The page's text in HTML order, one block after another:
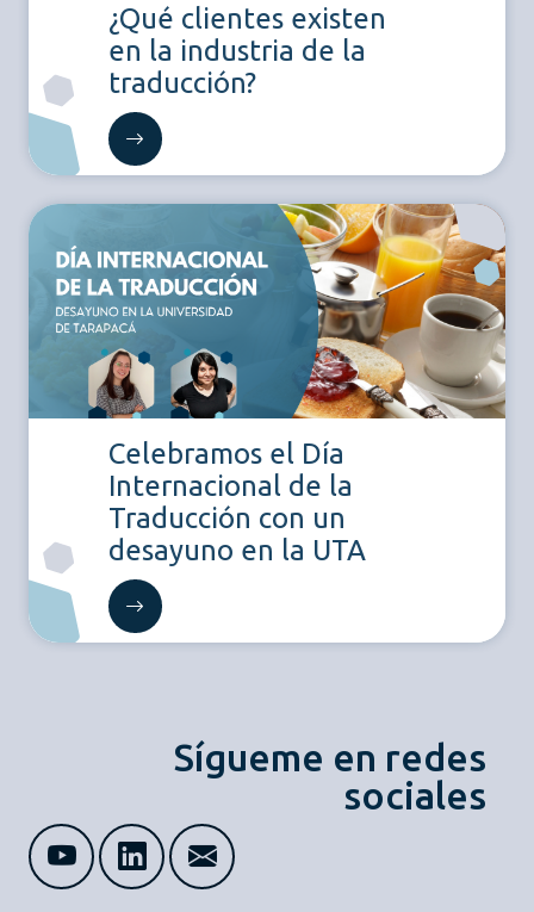
¿Qué clientes existen
en la industria de la
traducción?
Celebramos el Día
Internacional de la
Traducción con un
desayuno en la UTA
Sígueme en redes
sociales